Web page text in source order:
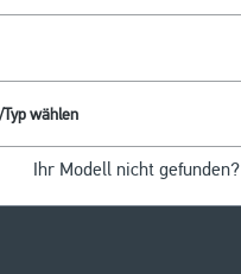
Ihr Modell nicht gefunden?